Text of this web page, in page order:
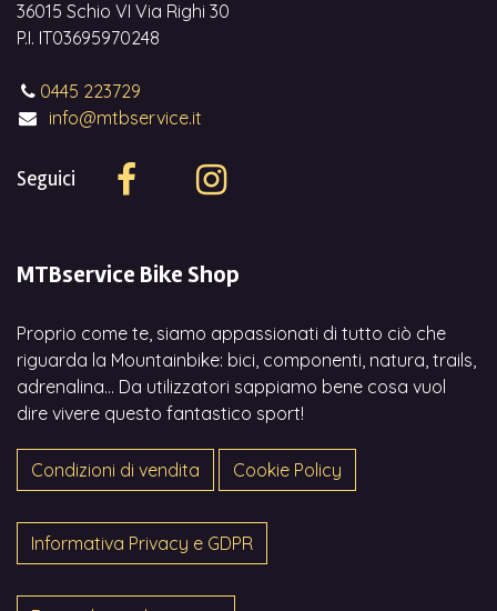
36015 Schio VI Via Righi 30
P.I. IT03695970248
0445 223729
info@mtbservice.it
Seguici
MTBservice Bike Shop
Proprio come te, siamo appassionati di tutto ciò che
riguarda la Mountainbike: bici, componenti, natura, trails,
adrenalina... Da utilizzatori sappiamo bene cosa vuol
dire vivere questo fantastico sport!
Condizioni di vendita Cookie Policy
Informativa Privacy e GDPR